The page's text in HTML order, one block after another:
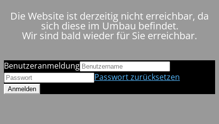
Die Website ist derzeitig nicht erreichbar, da
sich diese im Umbau befindet.
Wir sind bald wieder für Sie erreichbar.
Benutzeranmeldung
Passwort zurücksetzen